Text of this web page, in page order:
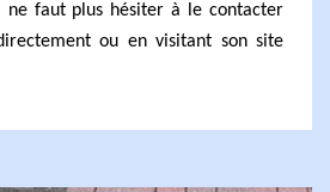
ne faut plus hésiter à le contacter
ou en visitant son site